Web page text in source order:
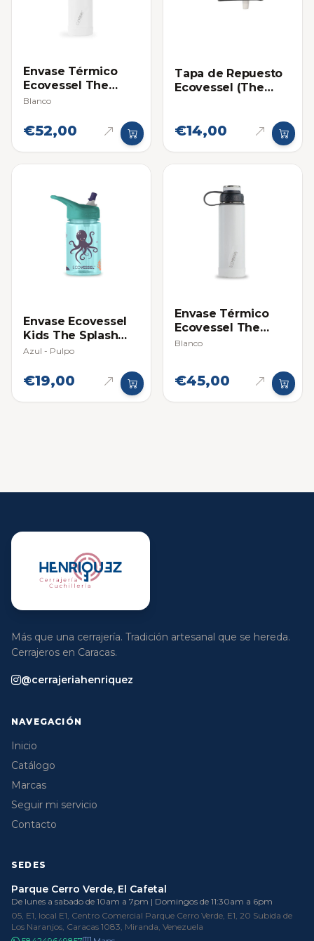
Envase Térmico
Ecovessel The
Summit 24oz
Blanco
€52,00
Tapa de Repuesto
Ecovessel (The
€14,00
Envase Ecovessel
Kids The Splash
12oz (354ml)
Azul - Pulpo
€19,00
Envase Térmico
Ecovessel The
Boulder 20oz
Blanco
€45,00
Más que una cerrajería. Tradición artesanal que se hereda.
Cerrajeros en Caracas.
@cerrajeriahenriquez
NAVEGACIÓN
Inicio
Catálogo
Marcas
Seguir mi servicio
Contacto
SEDES
Parque Cerro Verde, El Cafetal
De lunes a sabado de 10am a 7pm | Domingos de 11:30am a 6pm
05, E1, local E1, Centro Comercial Parque Cerro Verde, E1, 20 Subida de
Los Naranjos, Caracas 1083, Miranda, Venezuela